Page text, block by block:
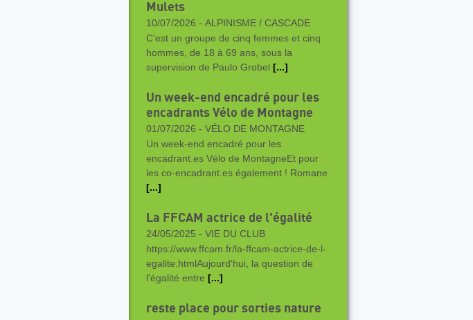
Mulets
10/07/2026 - ALPINISME / CASCADE
C’est un groupe de cinq femmes et cinq
hommes, de 18 à 69 ans, sous la
supervision de Paulo Grobel [...]
Un week-end encadré pour les
encadrants Vélo de Montagne
01/07/2026 - VÉLO DE MONTAGNE
Un week-end encadré pour les
encadrant.es Vélo de MontagneEt pour
les co-encadrant.es également ! Romane
[...]
La FFCAM actrice de l'égalité
24/05/2025 - VIE DU CLUB
https://www.ffcam.fr/la-ffcam-actrice-de-l-
egalite.htmlAujourd'hui, la question de
l'égalité entre [...]
reste place pour sorties nature